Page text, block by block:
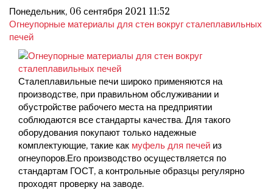
Понедельник, 06 сентября 2021 11:52
Огнеупорные материалы для стен вокруг сталеплавильных
печей
Сталеплавильные печи широко применяются на
производстве, при правильном обслуживании и
обустройстве рабочего места на предприятии
соблюдаются все стандарты качества. Для такого
оборудования покупают только надежные
комплектующие, такие как муфель для печей из
огнеупоров.Его производство осуществляется по
стандартам ГОСТ, а контрольные образцы регулярно
проходят проверку на заводе.